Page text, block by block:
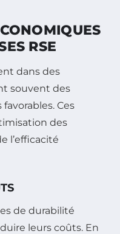
RSE
dans des
souvent des
Ces
des
l’efficacité
de durabilité
leurs coûts. En